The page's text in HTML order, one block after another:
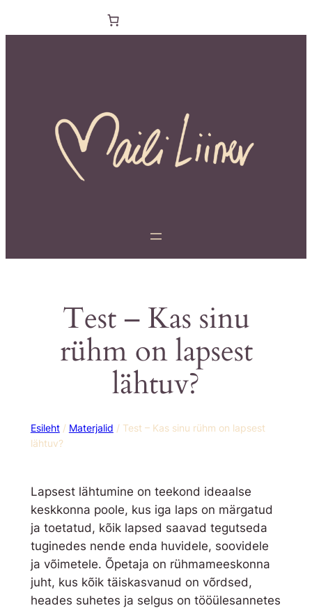
sisu
Test – Kas sinu
rühm on lapsest
lähtuv?
Esileht/ Materjalid / Test – Kas sinu rühm on lapsest
lähtuv?
Lapsest lähtumine on teekond ideaalse
keskkonna poole, kus iga laps on märgatud
ja toetatud, kõik lapsed saavad tegutseda
tuginedes nende enda huvidele, soovidele
ja võimetele. Õpetaja on rühmameeskonna
juht, kus kõik täiskasvanud on võrdsed,
heades suhetes ja selgus on tööülesannetes